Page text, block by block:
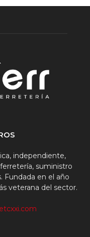
independiente,
suministro
Fundada en el año
veterana del sector.